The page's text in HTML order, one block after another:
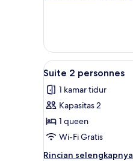
2
chambres
Lihat
semua
foto
untuk
Suite
2
personnes
10
Suite 2 personnes
1 kamar tidur
Kapasitas 2
1 queen
Wi-Fi Gratis
Rincian selengkapnya
Rincian